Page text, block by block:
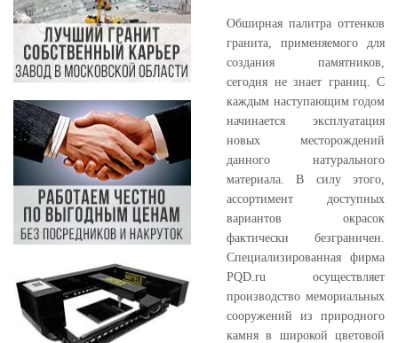
Обширная палитра оттенков
гранита, применяемого для
создания памятников,
сегодня не знает границ. С
каждым наступающим годом
начинается эксплуатация
новых месторождений
данного натурального
материала. В силу этого,
ассортимент доступных
вариантов окрасок
фактически безграничен.
Специализированная фирма
PQD.ru осуществляет
производство мемориальных
сооружений из природного
камня в широкой цветовой